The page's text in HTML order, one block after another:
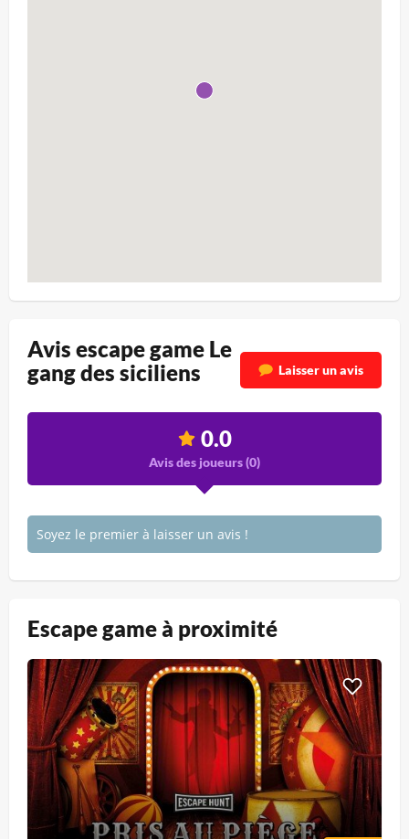
Avis escape game Le
gang des siciliens
Laisser un avis
0.0
Avis des joueurs (0)
Soyez le premier à laisser un avis !
Escape game à proximité